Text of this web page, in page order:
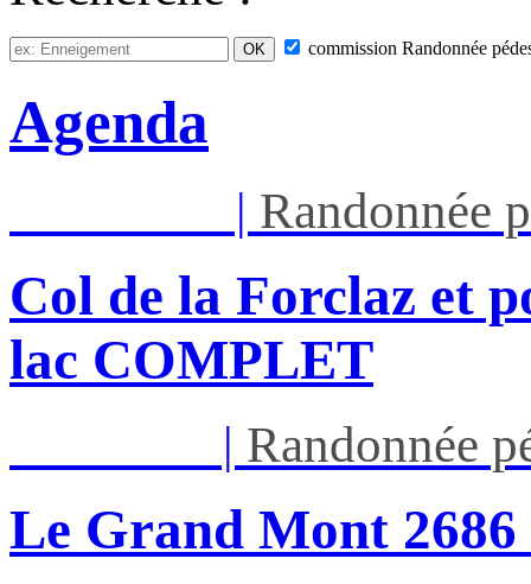
commission Randonnée
Agenda
| Randonnée
Col de la Forclaz et
lac COMPLET
| Randonnée
Le Grand Mont